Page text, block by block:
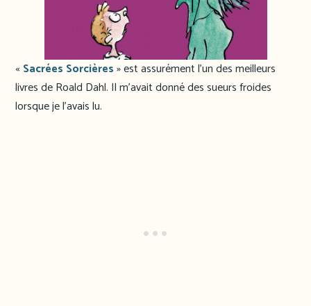
« Sacrées Sorcières» est assurément l’un des meilleurs
livres de Roald Dahl. Il m’avait donné des sueurs froides
lorsque je l’avais lu.